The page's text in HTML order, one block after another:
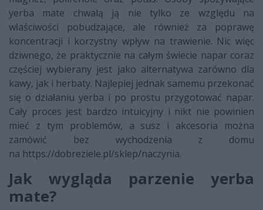
yerba mate chwalą ją nie tylko ze względu na
właściwości pobudzające, ale również za poprawę
koncentracji i korzystny wpływ na trawienie. Nic więc
dziwnego, że praktycznie na całym świecie napar coraz
częściej wybierany jest jako alternatywa zarówno dla
kawy, jak i herbaty. Najlepiej jednak samemu przekonać
się o działaniu yerba i po prostu przygotować napar.
Cały proces jest bardzo intuicyjny i nikt nie powinien
mieć z tym problemów, a susz i akcesoria można
zamówić bez wychodzenia z domu
na https://dobreziele.pl/sklep/naczynia.
Jak wygląda parzenie yerba
mate?